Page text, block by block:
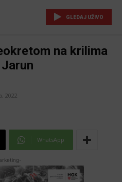
GLEDAJ UŽIVO
na krilima
2022
WhatsApp